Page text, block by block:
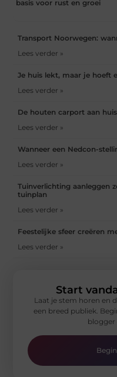
basis voor rust en groei
Transport Noorwegen:
Lees verder »
Je huis lekt, maar je hoeft
Lees verder »
De houten carport aan
Lees verder »
Wanneer een Nedcon-
Lees verder »
Tuinverlichting aanleggen
tuinplan
Lees verder »
Feestelijke sfeer creëren
Lees verder »
Start
Laat je stem horen en
een breed publiek.
blogger